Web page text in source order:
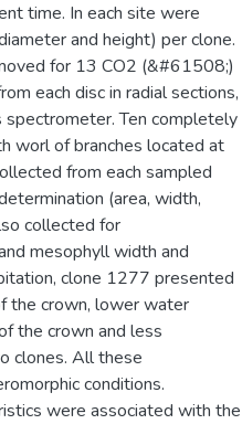
time. In each site were
and height) per clone.
for 13 CO2 (&#61508;)
each disc in radial sections,
Ten completely
worl of branches located at
from each sampled
(area, width,
collected for
mesophyll width and
clone 1277 presented
the crown, lower water
the crown and less
clones. All these
conditions.
were associated with the